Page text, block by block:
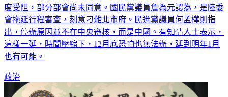
度受阻，部分部會尚未同意。國民黨議員詹為元認為，是陸委
會拖延行程審查，刻意刁難北市府。民進黨議員何孟樺則指
出，停辦原因並不在中央審核，而是中國。有知情人士表示，
這樣一延，時間壓縮下，12月底恐怕也無法辦，延到明年1月
也有可能。
政治